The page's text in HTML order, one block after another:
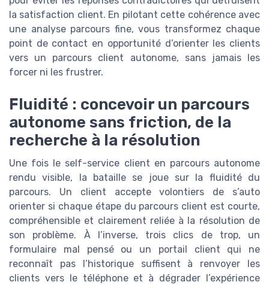
la satisfaction client. En pilotant cette cohérence avec
une analyse parcours fine, vous transformez chaque
point de contact en opportunité d’orienter les clients
vers un parcours client autonome, sans jamais les
forcer ni les frustrer.
Fluidité : concevoir un parcours
autonome sans friction, de la
recherche à la résolution
Une fois le self-service client en parcours autonome
rendu visible, la bataille se joue sur la fluidité du
parcours. Un client accepte volontiers de s’auto
orienter si chaque étape du parcours client est courte,
compréhensible et clairement reliée à la résolution de
son problème. À l’inverse, trois clics de trop, un
formulaire mal pensé ou un portail client qui ne
reconnaît pas l’historique suffisent à renvoyer les
clients vers le téléphone et à dégrader l’expérience